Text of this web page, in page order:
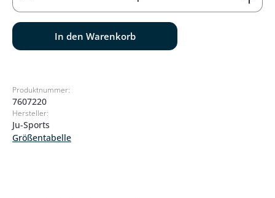
In den Warenkorb
Produktnummer:
7607220
Hersteller:
Ju-Sports
Größentabelle